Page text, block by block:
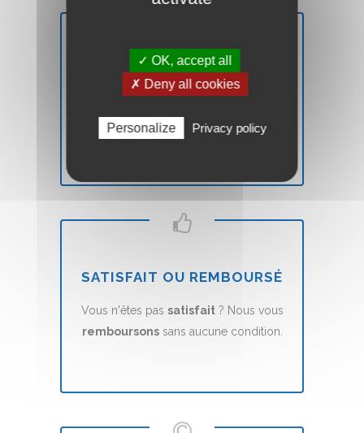
DÉLAIS
en7 jours(voir nos CGVs).
SATISFAIT OU REMBOURSÉ
Vous n'êtes pas satisfait? Nous vous
remboursonssans aucune condition.
✓ OK, accept all
✗ Deny all cookies
Personalize Privacy policy